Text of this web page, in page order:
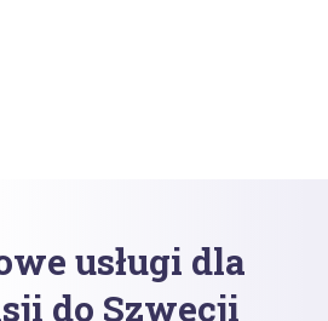
usługi dla
do Szwecji